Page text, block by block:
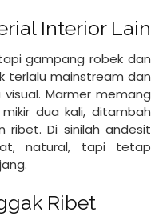
Interior Lain
gampang robek dan
terlalu mainstream dan
Marmer memang
dua kali, ditambah
ribet. Di sinilah andesit
natural, tapi tetap
Ribet